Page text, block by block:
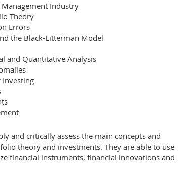
Industry
Theory
Errors
the Black-Litterman Model
and Quantitative Analysis
Investing
and critically assess the main concepts and
theory and investments. They are able to use
financial instruments, financial innovations and